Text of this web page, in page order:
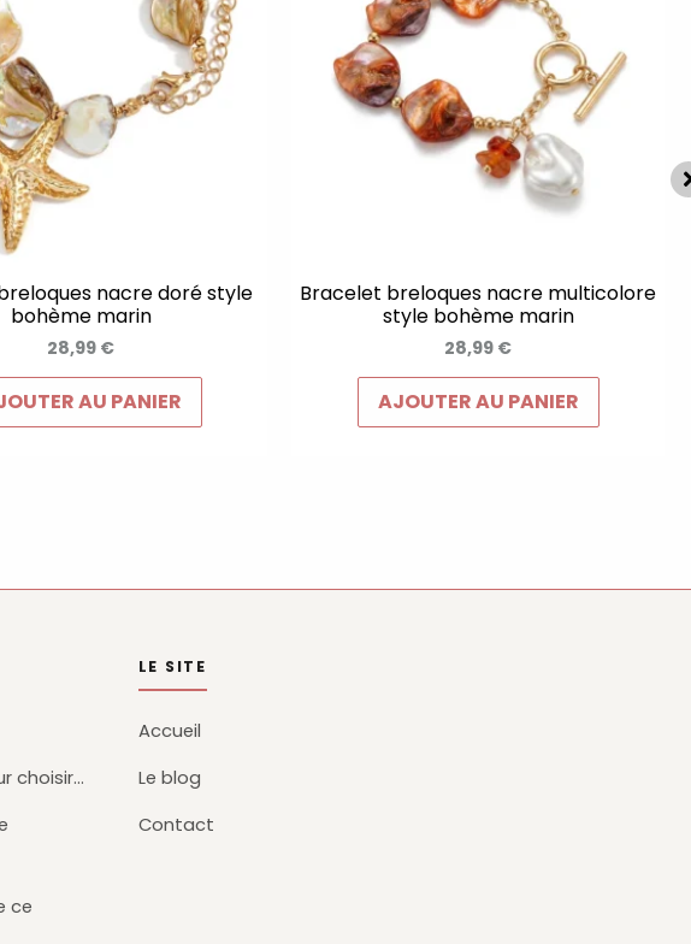
nacre doré style
bohème marin
28,99 €
AU PANIER
Bracelet breloques nacre multicolore
style bohème marin
28,99 €
AJOUTER AU PANIER
choisir…
ce
LE SITE
Accueil
Le blog
Contact